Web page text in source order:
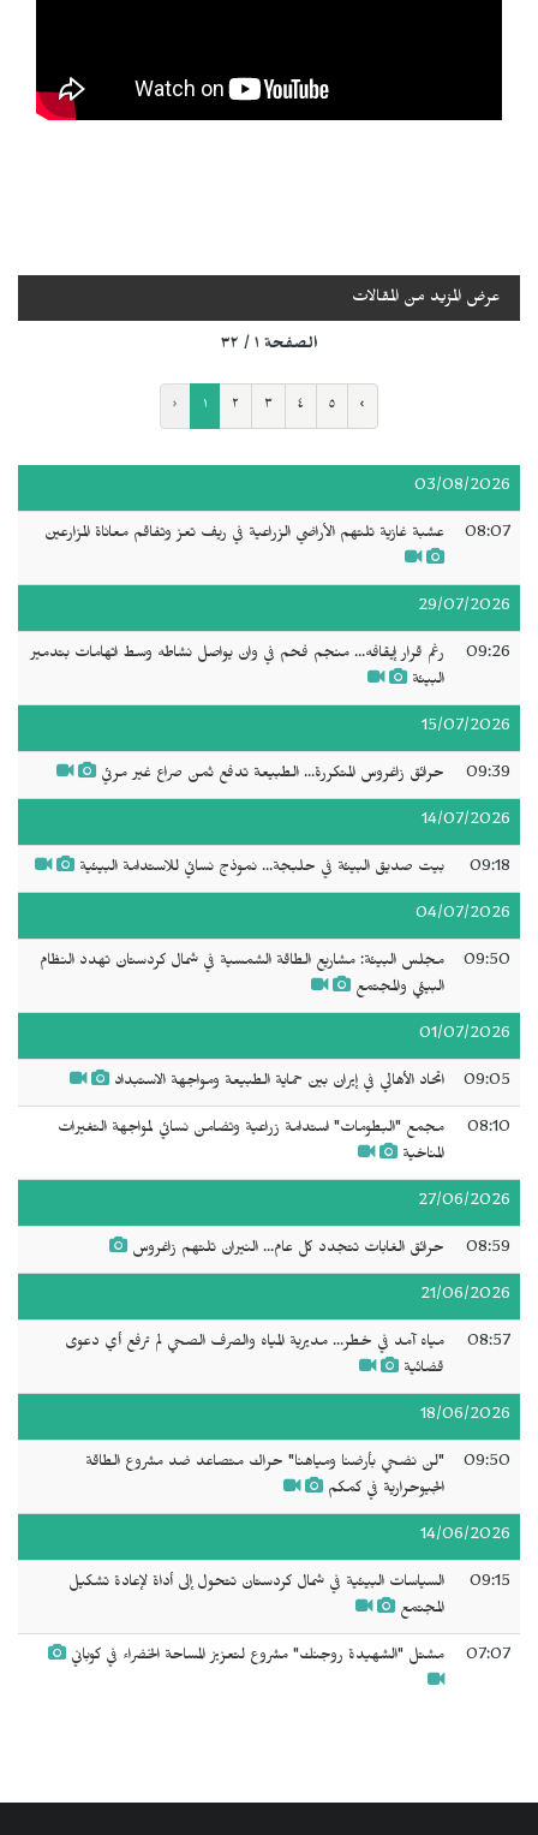
عرض المزيد من المقالات
الصفحة ١ / ٣٢
‹ ١ ٢ ٣ ٤ ٥ ›
03/08/2026
08:07 عشبة غازية تلتهم الأراضي الزراعية في ريف تعز وتفاقم معاناة المزارعين
29/07/2026
09:26
رغم قرار إيقافه... منجم فحم في وان يواصل نشاطه وسط اتهامات بتدمير
البيئة
15/07/2026
09:39 حرائق زاغروس المتكررة... الطبيعة تدفع ثمن صراع غير مرئي
14/07/2026
09:18 بيت صديق البيئة في حلبجة... نموذج نسائي للاستدامة البيئية
04/07/2026
09:50
مجلس البيئة: مشاريع الطاقة الشمسية في شمال كردستان تهدد النظام
البيئي والمجتمع
01/07/2026
09:05 اتحاد الأهالي في إيران بين حماية الطبيعة ومواجهة الاستبداد
08:10
مجمع "البطومات" استدامة زراعية وتضامن نسائي لمواجهة التغيرات
المناخية
27/06/2026
08:59 حرائق الغابات تتجدد كل عام... النيران تلتهم زاغروس
21/06/2026
08:57
مياه آمد في خطر... مديرية المياه والصرف الصحي لم ترفع أي دعوى
قضائية
18/06/2026
09:50
"لن نضحي بأرضنا ومياهنا" حراك متصاعد ضد مشروع الطاقة
الجيوحرارية في كمكم
14/06/2026
09:15
السياسات البيئية في شمال كردستان تتحول إلى أداة لإعادة تشكيل
المجتمع
07:07 مشتل "الشهيدة روجنك" مشروع لتعزيز المساحة الخضراء في كوباني